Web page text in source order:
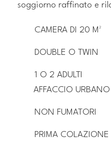
soggiorno raffinato e
CAMERA DI 20 M²
DOUBLE O TWIN
1 O 2 ADULTI
AFFACCIO URBANO
NON FUMATORI
PRIMA COLAZIONE